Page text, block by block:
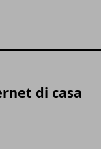
di casa